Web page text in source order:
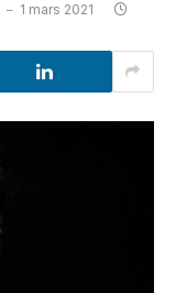
1 mars 2021